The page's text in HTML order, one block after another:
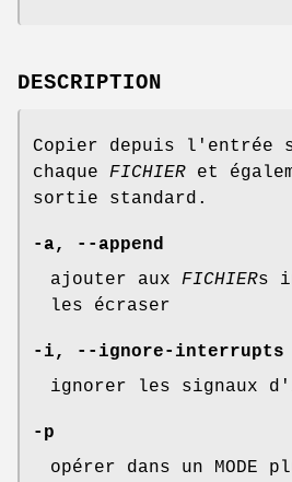
DESCRIPTION
Copier depuis l'entrée
chaque FICHIER et
sortie standard.
-a,
--append
ajouter aux FICHIERs
les écraser
-i ,
--ignore-interrupts
ignorer les signaux
-p
opérer dans un MODE